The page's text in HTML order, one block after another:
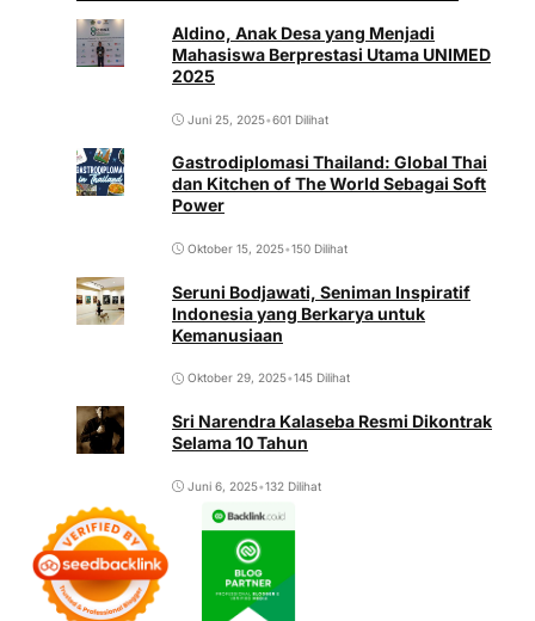
Aldino, Anak Desa yang Menjadi
Mahasiswa Berprestasi Utama UNIMED
2025
Juni 25, 2025•601 Dilihat
Gastrodiplomasi Thailand: Global Thai
dan Kitchen of The World Sebagai Soft
Power
Oktober 15, 2025•150 Dilihat
Seruni Bodjawati, Seniman Inspiratif
Indonesia yang Berkarya untuk
Kemanusiaan
Oktober 29, 2025•145 Dilihat
Sri Narendra Kalaseba Resmi Dikontrak
Selama 10 Tahun
Juni 6, 2025•132 Dilihat